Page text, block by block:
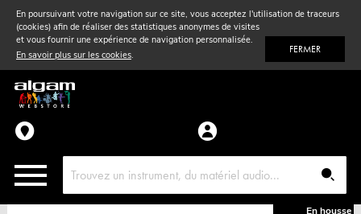
En poursuivant votre navigation sur ce site, vous acceptez l'utilisation de traceurs
(cookies) afin de réaliser des statistiques anonymes de visites
et vous fournir une expérience de navigation personnalisée.
En savoir plus sur les cookies. FERMER
Vent& Violon
Accessoires
Pièces détachées
En housse